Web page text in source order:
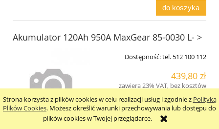
Strona korzysta z plików cookies w celu realizacji usług i zgodnie z Polityką
Plików Cookies. Możesz określić warunki przechowywania lub dostępu do
plików cookies w Twojej przeglądarce.
do koszyka
Akumulator 120Ah 950A MaxGear 85-0030 L- >
Dostępność:tel. 512 100 112
439,80 zł
zawiera 23% VAT, bez kosztów
powiadom o dostępności